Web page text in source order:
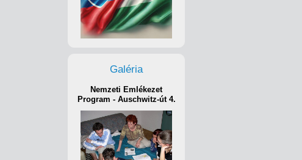
Galéria
Nemzeti Emlékezet
Program - Auschwitz-út 4.